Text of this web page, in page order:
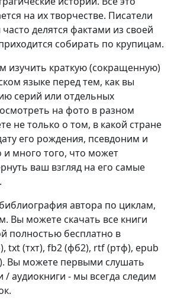
на их творчестве. Писатели
делятся фактами из своей
собирать по крупицам.
изучить краткую (сокращенную)
языке перед тем, как вы
серий или отдельных
на фото в разном
не только о том, в какой стране
его рождения, псевдоним и
много того, что может
ваш взгляд на его самые
автора по циклам,
Вы можете скачать все книги
полностью бесплатно в
txt (тхт), fb2 (фб2), rtf (ртф), epub
Вы можете первыми слушать
/ аудиокниги - мы всегда следим